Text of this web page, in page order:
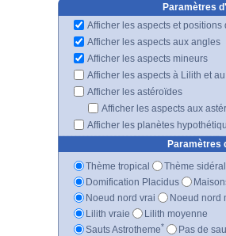
Paramètres
Afficher les aspects et positions
Afficher les aspects aux angles
Afficher les aspects mineurs
Afficher les aspects à Lilith et
Afficher les astéroïdes
Afficher les aspects aux
Afficher les planètes
Paramètres
Thème tropical
Thème sidéral
Domification Placidus
Noeud nord vrai
Noeud nord
Lilith vraie
Lilith moyenne
Sauts Astrotheme* Pas de